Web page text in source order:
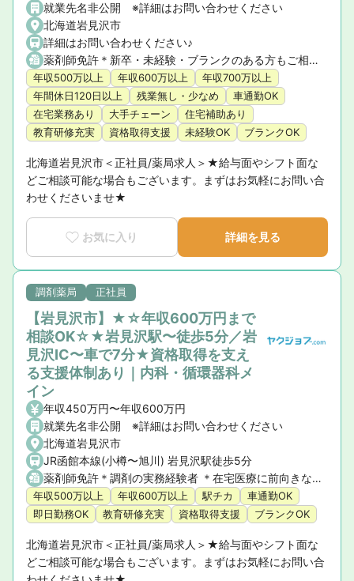
就業先名非公開 ※詳細はお問い合わせください
北海道岩見沢市
詳細はお問い合わせください♪
薬剤師免許＊新卒・未経験・ブランクのある方もご相談ください
年収500万以上 年収600万以上
年収700万以上
年間休日120日以上
残業無し・少なめ
車通勤OK
在宅業務あり
大手チェーン
住宅補助あり
教育研修充実
資格取得支援 未経験OK ブランクOK
北海道岩見沢市＜正社員/薬局求人＞★給与面やシフト面な
どご相談可能な場合もございます。まずはお気軽にお問い合
わせくださいませ★
お気に入り 詳細を見る
調剤薬局 正社員
【岩見沢市】★☆年収600万円まで
相談OK☆★岩見沢駅〜徒歩5分／岩
見沢IC〜車で7分★資格取得を支え
る支援体制あり｜内科・循環器科メ
イン
年収450万円〜年収600万円
就業先名非公開 ※詳細はお問い合わせください
北海道岩見沢市
JR函館本線(小樽〜旭川) 岩見沢駅徒歩5分
薬剤師免許＊調剤の実務経験者 ＊在宅医療に前向きな方・歓迎
年収500万以上 年収600万以上 駅チカ
車通勤OK
即日勤務OK
教育研修充実 資格取得支援 ブランクOK
北海道岩見沢市＜正社員/薬局求人＞★給与面やシフト面な
どご相談可能な場合もございます。まずはお気軽にお問い合